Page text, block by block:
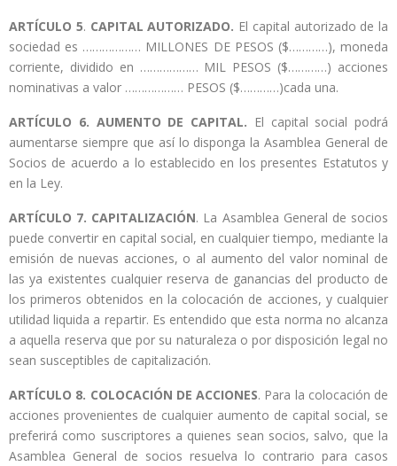
ARTÍCULO 5. CAPITAL AUTORIZADO. El capital autorizado de la
sociedad es ……………… MILLONES DE PESOS ($…………), moneda
corriente, dividido en ……………… MIL PESOS ($…………) acciones
nominativas a valor ……………… PESOS ($…………)cada una.
ARTÍCULO 6. AUMENTO DE CAPITAL. El capital social podrá
aumentarse siempre que así lo disponga la Asamblea General de
Socios de acuerdo a lo establecido en los presentes Estatutos y
en la Ley.
ARTÍCULO 7. CAPITALIZACIÓN. La Asamblea General de socios
puede convertir en capital social, en cualquier tiempo, mediante la
emisión de nuevas acciones, o al aumento del valor nominal de
las ya existentes cualquier reserva de ganancias del producto de
los primeros obtenidos en la colocación de acciones, y cualquier
utilidad liquida a repartir. Es entendido que esta norma no alcanza
a aquella reserva que por su naturaleza o por disposición legal no
sean susceptibles de capitalización.
ARTÍCULO 8. COLOCACIÓN DE ACCIONES. Para la colocación de
acciones provenientes de cualquier aumento de capital social, se
preferirá como suscriptores a quienes sean socios, salvo, que la
Asamblea General de socios resuelva lo contrario para casos